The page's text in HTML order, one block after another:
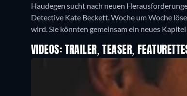
Haudegen sucht nach neuen
Detective Kate Beckett. Woche um Woche
wird. Sie könnten gemeinsam ein neues
VIDEOS: TRAILER, TEASER,